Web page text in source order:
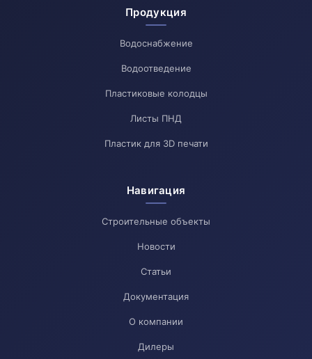
Продукция
Водоснабжение
Водоотведение
Пластиковые колодцы
Листы ПНД
Пластик для 3D печати
Навигация
Строительные объекты
Новости
Статьи
Документация
О компании
Дилеры